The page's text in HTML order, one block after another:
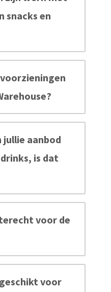
snacks en
jullie aanbod
is dat
voor de
voor